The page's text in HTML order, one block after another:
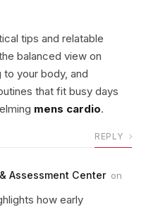
tips and relatable
balanced view on
your body, and
that fit busy days
mens cardio.
REPLY
Assessment Center on
how early